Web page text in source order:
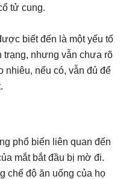
tử cung.
biết đến là một yếu tố
trạng, nhưng vẫn chưa rõ
nhiêu, nếu có, vẫn đủ để
phổ biến liên quan đến
mắt bắt đầu bị mờ đi.
chế độ ăn uống của họ